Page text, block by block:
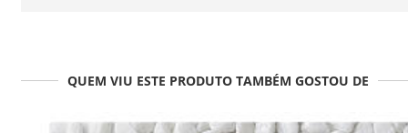
QUEM VIU ESTE PRODUTO TAMBÉM GOSTOU DE